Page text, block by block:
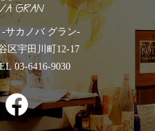
-サカノバ グラン-
区宇田川町12-17
03-6416-9030